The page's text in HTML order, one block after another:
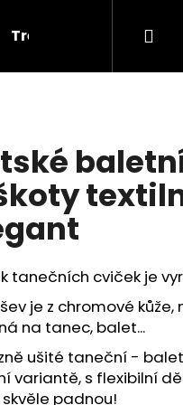
Tréninkové Cvičky
tanečních cviček je
je z chromové kůže,
na tanec, balet...
ušité taneční -
variantě, s flexibilní
padnou!
ŠPIČKOU PD 121,